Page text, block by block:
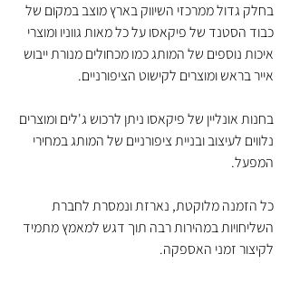
בחלק גדול ממרכזי השיווק בארץ מוצב במקום של
כבוד הסטנד של פיקאסו על כל מאות גווניו ומוצרי
איכות נוספים של המותג כמו מכחולים מנורת ייבוש
אייר בראש ומוצרים לקישוט הציפורניים.
בחנות אונליין של פיקאסו ניתן לרכוש ג'לים ומוצרים
נלווים לעיצוב ובניית ציפורניים של המותג במחירי
המפעל.
כל הזמנה מלוקטת, נארזת ונמסרת לחברת
השליחויות במהירות רבה תוך דגש למאמץ מתמיד
לקיצור זמני האספקה.